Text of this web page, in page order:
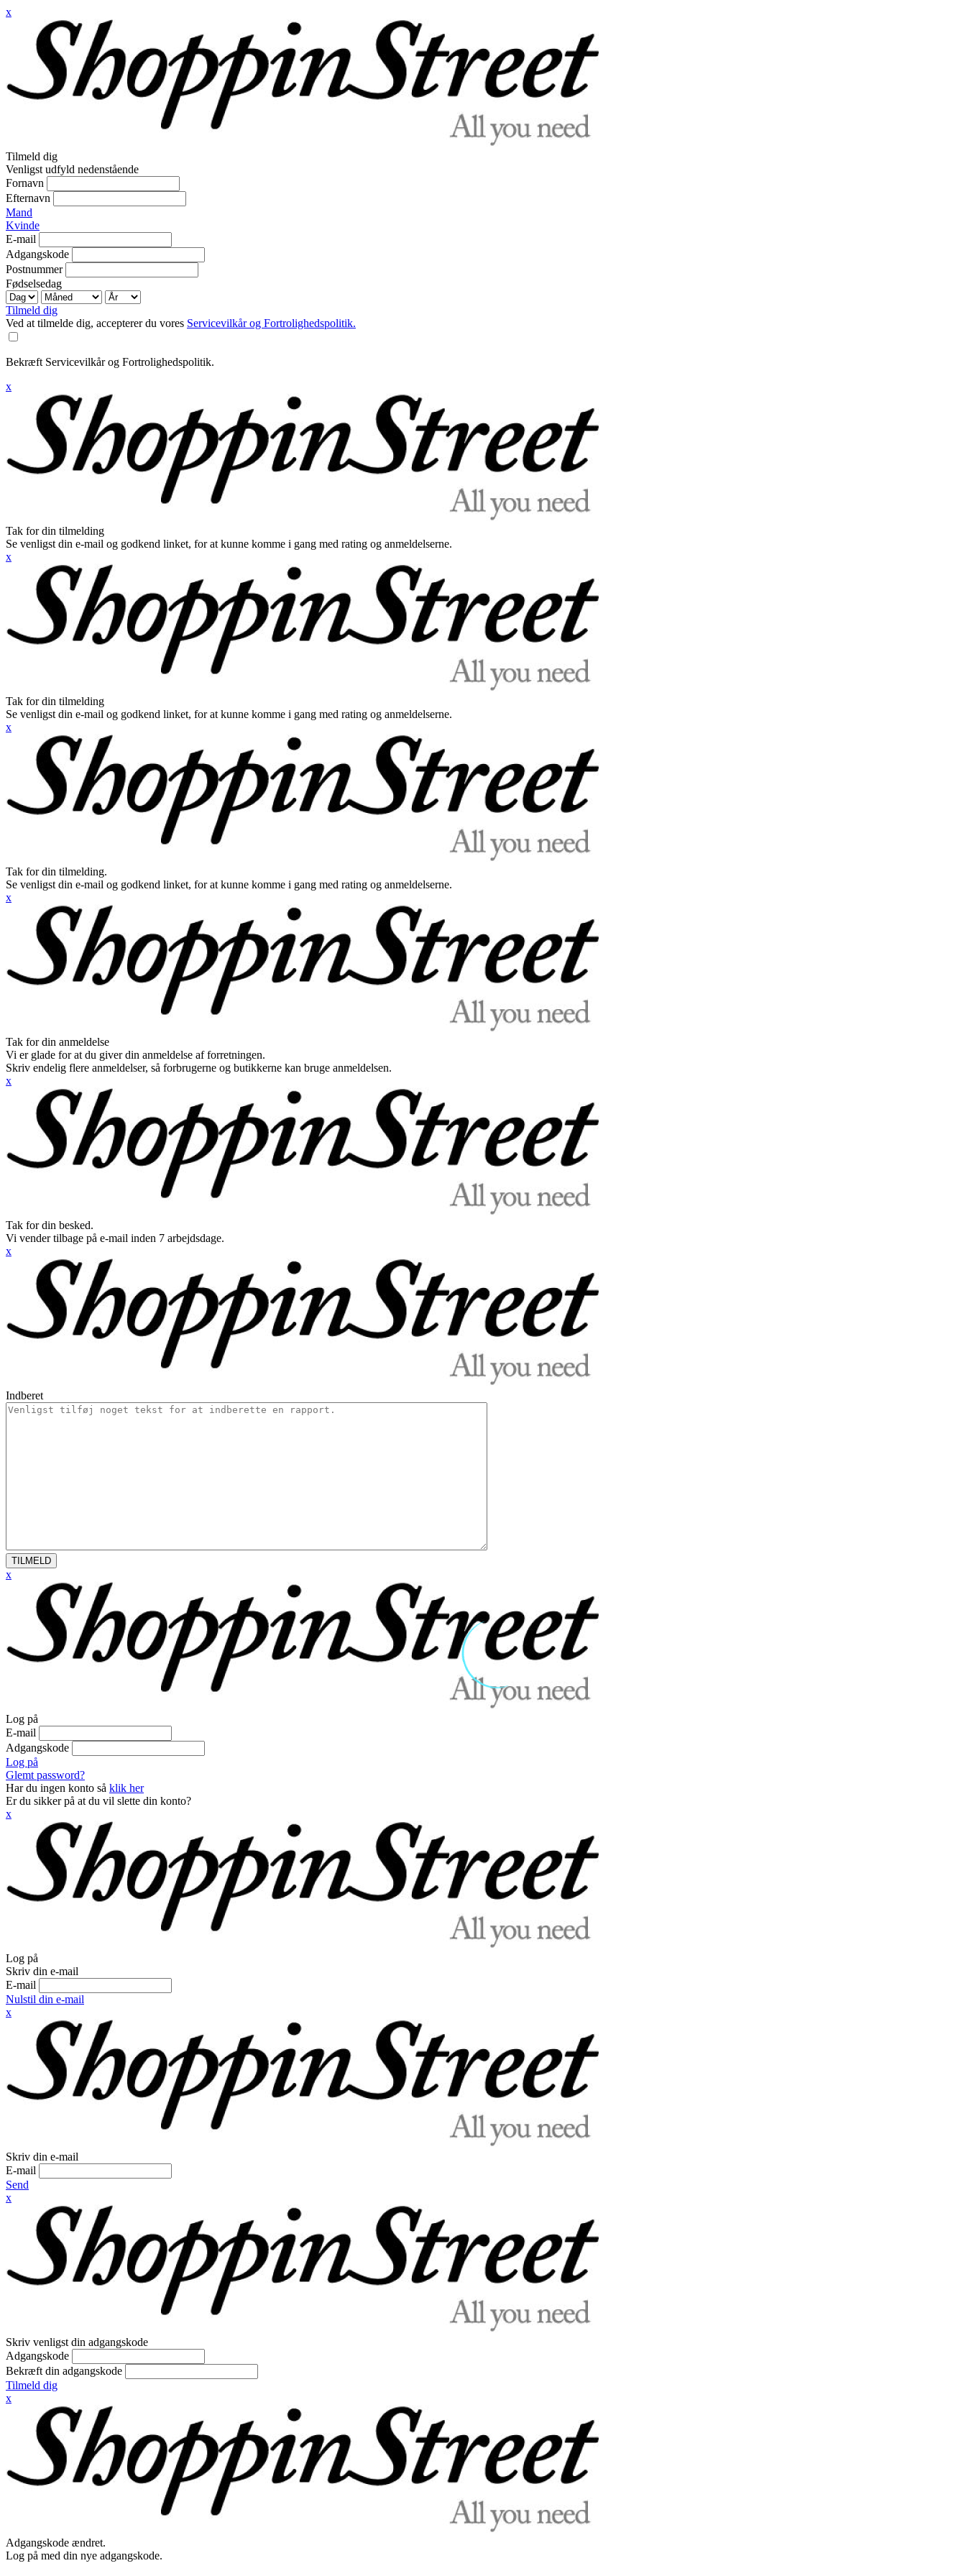
x
Tilmeld dig
Venligst udfyld nedenstående
Fornavn
Efternavn
Mand
Kvinde
E-mail
Adgangskode
Postnummer
Fødselsedag
Tilmeld dig
Ved at tilmelde dig, accepterer du vores Servicevilkår og Fortrolighedspolitik.
Bekræft Servicevilkår og Fortrolighedspolitik.
x
Tak for din tilmelding
Se venligst din e-mail og godkend linket, for at kunne komme i gang med rating og anmeldelserne.
x
Tak for din tilmelding
Se venligst din e-mail og godkend linket, for at kunne komme i gang med rating og anmeldelserne.
x
Tak for din tilmelding.
Se venligst din e-mail og godkend linket, for at kunne komme i gang med rating og anmeldelserne.
x
Tak for din anmeldelse
Vi er glade for at du giver din anmeldelse af forretningen.
Skriv endelig flere anmeldelser, så forbrugerne og butikkerne kan bruge anmeldelsen.
x
Tak for din besked.
Vi vender tilbage på e-mail inden 7 arbejdsdage.
x
Indberet
TILMELD
x
Log på
E-mail
Adgangskode
Log på
Glemt password?
Har du ingen konto så klik her
Er du sikker på at du vil slette din konto?
x
Log på
Skriv din e-mail
E-mail
Nulstil din e-mail
x
Skriv din e-mail
E-mail
Send
x
Skriv venligst din adgangskode
Adgangskode
Bekræft din adgangskode
Tilmeld dig
x
Adgangskode ændret.
Log på med din nye adgangskode.